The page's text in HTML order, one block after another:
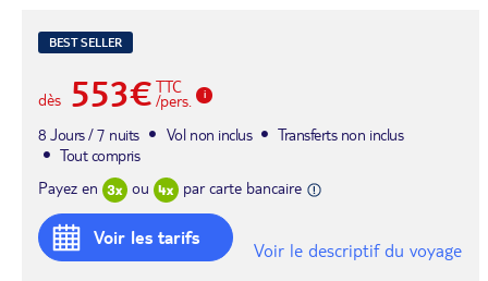
BEST SELLER
dès 553€ TTC
/pers.
8 Jours / 7 nuits
Vol non inclus
Transferts non inclus
Tout compris
Payez en
ou par carte bancaire
Voir les tarifs
Voir le descriptif du voyage